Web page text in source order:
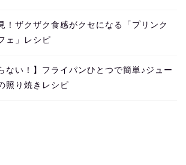
！ザクザク食感がクセになる「プリンク
ェ」レシピ
ない！】フライパンひとつで簡単♪ジュー
照り焼きレシピ